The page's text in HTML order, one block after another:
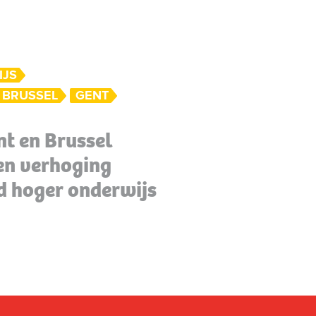
BRUSSEL
GENT
en Brussel
verhoging
hoger onderwijs